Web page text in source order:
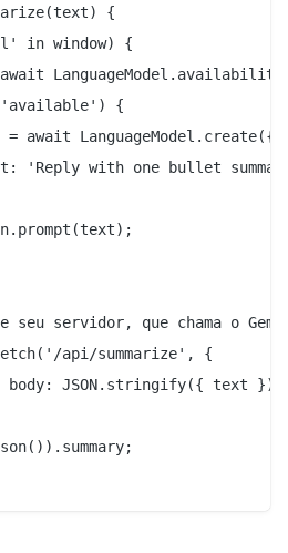
{
in window) {
{
= await LanguageModel.create({
'Reply with one bullet
seu servidor, que chama o
api/summarize', {
JSON.stringify({ text }),